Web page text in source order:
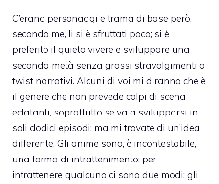
C’erano personaggi e trama di base però,
secondo me, li si è sfruttati poco; si è
preferito il quieto vivere e sviluppare una
seconda metà senza grossi stravolgimenti o
twist narrativi. Alcuni di voi mi diranno che è
il genere che non prevede colpi di scena
eclatanti, soprattutto se va a svilupparsi in
soli dodici episodi; ma mi trovate di un’idea
differente. Gli anime sono, è incontestabile,
una forma di intrattenimento; per
intrattenere qualcuno ci sono due modi: gli